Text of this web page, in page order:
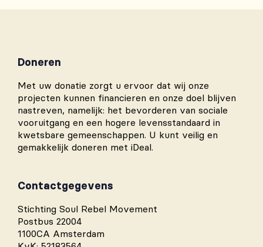
Doneren
Met uw donatie zorgt u ervoor dat wij onze
projecten kunnen financieren en onze doel blijven
nastreven, namelijk: het bevorderen van sociale
vooruitgang en een hogere levensstandaard in
kwetsbare gemeenschappen. U kunt veilig en
gemakkelijk doneren met iDeal.
Contactgegevens
Stichting Soul Rebel Movement
Postbus 22004
1100CA Amsterdam